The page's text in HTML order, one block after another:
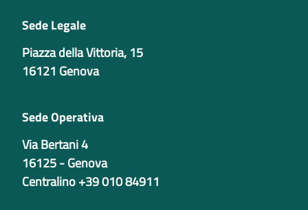
Sede Legale
Piazza della Vittoria, 15
16121 Genova
Sede Operativa
Via Bertani 4
16125 - Genova
Centralino +39 010 84911